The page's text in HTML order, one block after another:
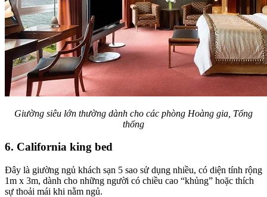
Giường siêu lớn thường dành cho các phòng Hoàng gia, Tổng
thống
6. California king bed
Đây là giường ngủ khách sạn 5 sao sử dụng nhiều, có diện tính rộng
1m x 3m, dành cho những người có chiều cao “khủng” hoặc thích
sự thoải mái khi nằm ngủ.